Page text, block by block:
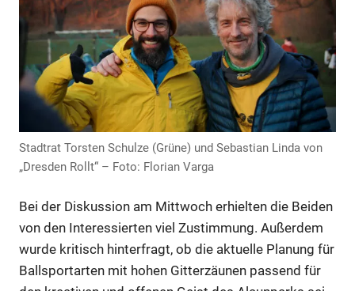
Anzeige
Anzeige
Stadtrat Torsten Schulze (Grüne) und Sebastian Linda von
„Dresden Rollt“ – Foto: Florian Varga
Bei der Diskussion am Mittwoch erhielten die Beiden
von den Interessierten viel Zustimmung. Außerdem
wurde kritisch hinterfragt, ob die aktuelle Planung für
Ballsportarten mit hohen Gitterzäunen passend für